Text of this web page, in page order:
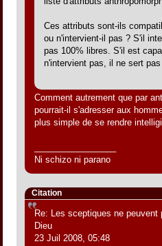
Ces attributs sont-ils
ou n'intervient-il pas ? S'il
pas 100% libres. S'il est
n'intervient pas, il ne sert
Comment autrement que par
pourrait-il s'adresser aux
plus simple de se rendre
Ni schizo ni parano
Citation
Re: Les sceptiques ne peuvent
Dieu
23 Juil 2008, 05:48